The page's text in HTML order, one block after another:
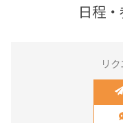
日程
リ